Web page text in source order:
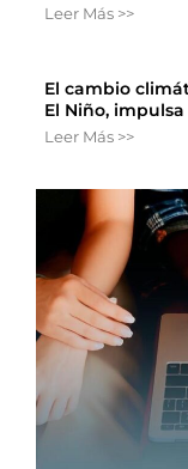
Leer Más >>
El cambio
El Niño,
Leer Más >>